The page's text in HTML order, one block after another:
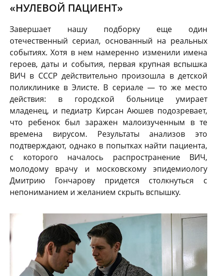
«НУЛЕВОЙ ПАЦИЕНТ»
Завершает нашу подборку еще один
отечественный сериал, основанный на реальных
событиях. Хотя в нем намеренно изменили имена
героев, даты и события, первая крупная вспышка
ВИЧ в СССР действительно произошла в детской
поликлинике в Элисте. В сериале — то же место
действия: в городской больнице умирает
младенец, и педиатр Кирсан Аюшев подозревает,
что ребенок был заражен малоизученным в те
времена вирусом. Результаты анализов это
подтверждают, однако в попытках найти пациента,
с которого началось распространение ВИЧ,
молодому врачу и московскому эпидемиологу
Дмитрию Гончарову придется столкнуться с
непониманием и желанием скрыть вспышку.